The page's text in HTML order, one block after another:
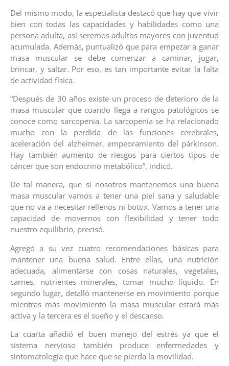
Del mismo modo, la especialista destacó que hay que vivir
bien con todas las capacidades y habilidades como una
persona adulta, así seremos adultos mayores con juventud
acumulada. Además, puntualizó que para empezar a ganar
masa muscular se debe comenzar a caminar, jugar,
brincar, y saltar. Por eso, es tan importante evitar la falta
de actividad física.
“Después de 30 años existe un proceso de deterioro de la
masa muscular que cuando llega a rangos patológicos se
conoce como sarcopenia. La sarcopenia se ha relacionado
mucho con la perdida de las funciones cerebrales,
aceleración del alzheimer, empeoramiento del párkinson.
Hay también aumento de riesgos para ciertos tipos de
cáncer que son endocrino metabólico”, indicó.
De tal manera, que si nosotros mantenemos una buena
masa muscular vamos a tener una piel sana y saludable
que no va a necesitar rellenos ni botox. Vamos a tener una
capacidad de movernos con flexibilidad y tener todo
nuestro equilibrio, precisó.
Agregó a su vez cuatro recomendaciones básicas para
mantener una buena salud. Entre ellas, una nutrición
adecuada, alimentarse con cosas naturales, vegetales,
carnes, nutrientes minerales, tomar mucho líquido. En
segundo lugar, detalló mantenerse en movimiento porque
mientras más movimiento la masa muscular estará más
activa y la tercera es el sueño y el descanso.
La cuarta añadió el buen manejo del estrés ya que el
sistema nervioso también produce enfermedades y
sintomatología que hace que se pierda la movilidad.